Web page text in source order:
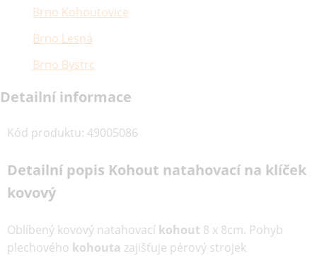
Brno Kohoutovice
Brno Lesná
Brno Bystrc
Detailní informace
Kód produktu: 49005086
Detailní popis Kohout natahovací na klíček
kovový
Oblíbený kovový natahovací kohout 8 x 8cm. Pohyb
plechového kohouta zajišťuje pérový strojek